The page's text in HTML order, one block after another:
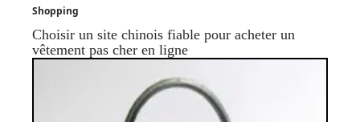
Shopping
Choisir un site chinois fiable pour acheter un
vêtement pas cher en ligne